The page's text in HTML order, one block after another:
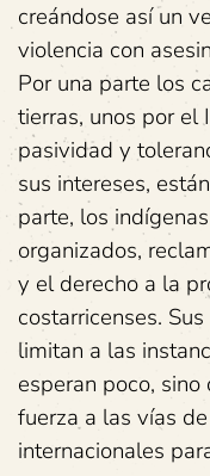
creándose así un
violencia con
Por una parte los
tierras, unos por el
pasividad y
sus intereses,
parte, los
organizados,
y el derecho a la
costarricenses.
limitan a las
esperan poco,
fuerza a las vías
internacionales